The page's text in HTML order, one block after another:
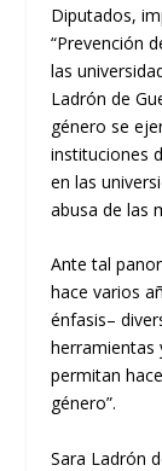
Diputados,
“Prevención
lasu
Ladrón de
género se
instituciones
en las
abusa de las
Ante tal
hace varios
énfasis–
herramientas
permitan
género”.
Sara Ladrón